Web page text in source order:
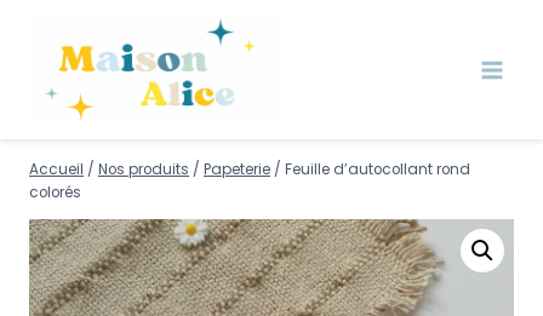
Accueil / Nos produits / Papeterie / Feuille d’autocollant rond
colorés